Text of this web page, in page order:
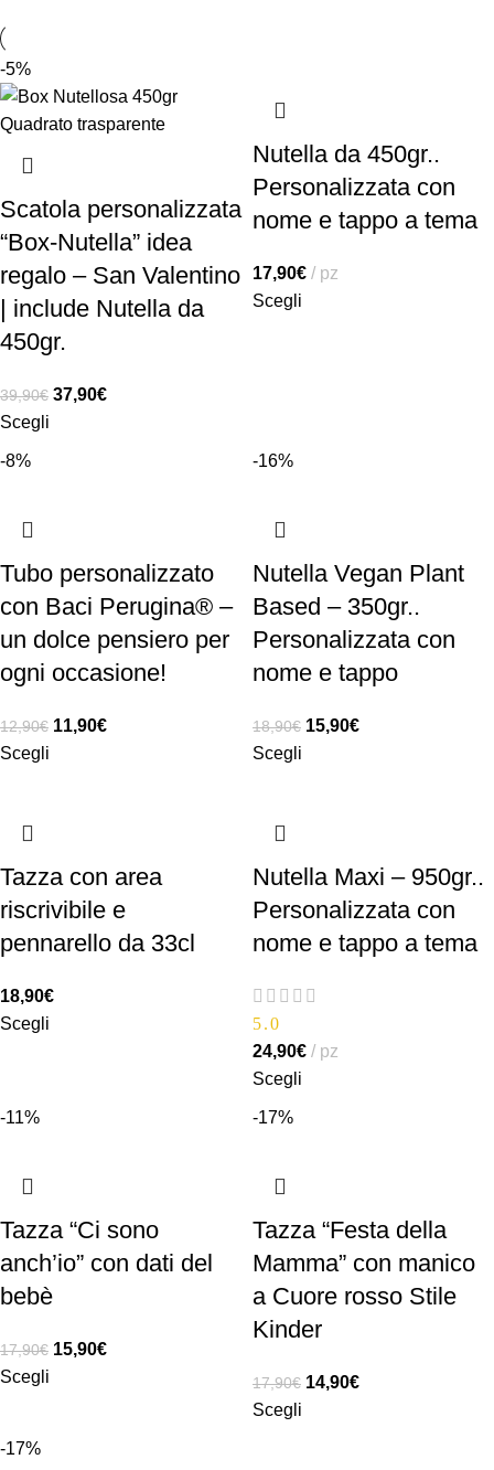
-5%
Scatola personalizzata
“Box-Nutella” idea
regalo – San Valentino
| include Nutella da
450gr.
39,90€ 37,90€
Scegli
Nutella da 450gr..
Personalizzata con
nome e tappo a tema
17,90€
pz
Scegli
-8%
Tubo personalizzato
con Baci Perugina® –
un dolce pensiero per
ogni occasione!
12,90€ 11,90€
Scegli
-16%
Nutella Vegan Plant
Based – 350gr..
Personalizzata con
nome e tappo
18,90€ 15,90€
Scegli
Tazza con area
riscrivibile e
pennarello da 33cl
18,90€
Scegli
Nutella Maxi – 950gr..
Personalizzata con
nome e tappo a tema
5.0
24,90€
pz
Scegli
-11%
Tazza “Ci sono
anch’io” con dati del
bebè
17,90€ 15,90€
Scegli
-17%
Tazza “Festa della
Mamma” con manico
a Cuore rosso Stile
Kinder
17,90€ 14,90€
Scegli
-17%